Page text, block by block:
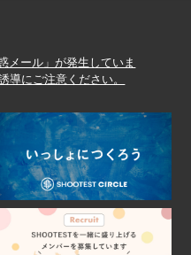
メール」が発生していま
導にご注意ください。